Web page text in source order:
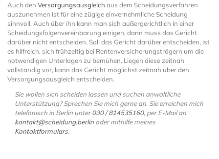
Auch den Versorgungsausgleich aus dem Scheidungsverfahren
auszunehmen ist für eine zügige einvernehmliche Scheidung
sinnvoll. Auch über ihn kann man sich außergerichtlich in einer
Scheidungsfolgenvereinbarung einigen, dann muss das Gericht
darüber nicht entscheiden. Soll das Gericht darüber entscheiden, ist
es hilfreich, sich frühzeitig bei Rentenversicherungsträgern um die
notwendigen Unterlagen zu bemühen. Liegen diese zeitnah
vollständig vor, kann das Gericht möglichst zeitnah über den
Versorgungsausgleich entscheiden.
Sie wollen sich scheiden lassen und suchen anwaltliche
Unterstützung? Sprechen Sie mich gerne an. Sie erreichen mich
telefonisch in Berlin unter030 / 814535160, per E-Mail an
kontakt@scheidung.berlin oder mithilfe meines
Kontaktformulars.